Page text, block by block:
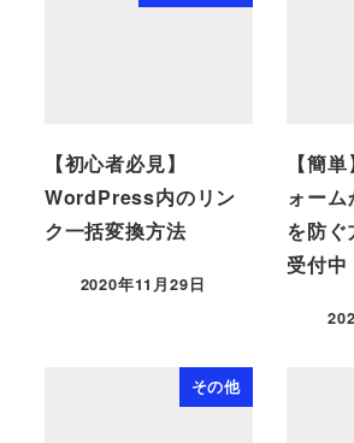
【初心者必見】
WordPress内のリン
ク一括変換方法
2020年11月29日
【簡
ォー
を防ぐ
受付中
その他